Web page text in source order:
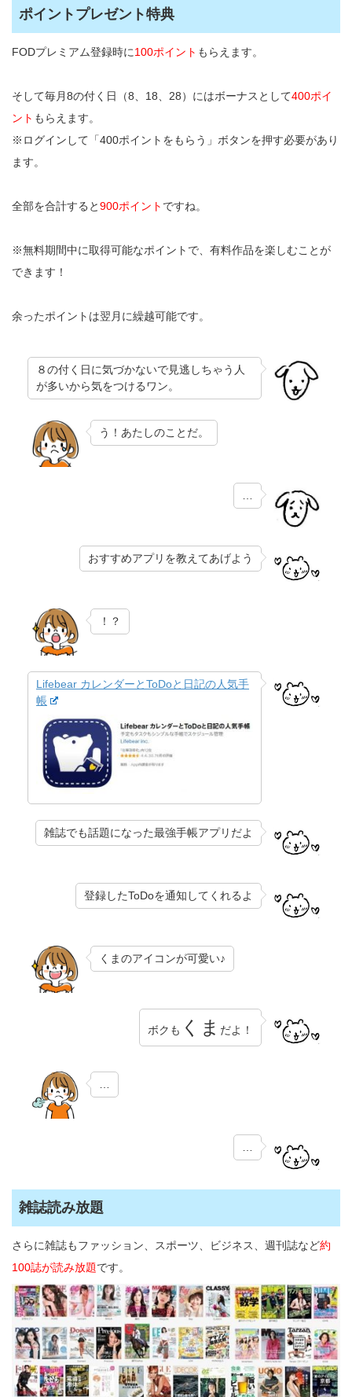
ポイントプレゼント特典
FODプレミアム登録時に100ポイント もらえます。
そして毎月8の付く日（8、18、28）にはボーナスとして400ポイ
ント もらえます。
※ログインして「400ポイントをもらう」ボタンを押す必要があり
ます。
全部を合計すると900ポイント ですね。
※無料期間中に取得可能なポイントで、有料作品を楽しむことが
できます！
余ったポイントは翌月に繰越可能です。
８の付く日に気づかないで見逃しちゃう人
が多いから気をつけるワン。
う！あたしのことだ。
おすすめアプリを教えてあげよう
！？
Lifebear カレンダーとToDoと日記の人気手
帳
雑誌でも話題になった最強手帳アプリだよ
登録したToDoを通知してくれるよ
くまのアイコンが可愛い♪
ボクも くま だよ！
…
…
雑誌読み放題
さらに雑誌もファッション、スポーツ、ビジネス、週刊誌など約
100誌が読み放題です。